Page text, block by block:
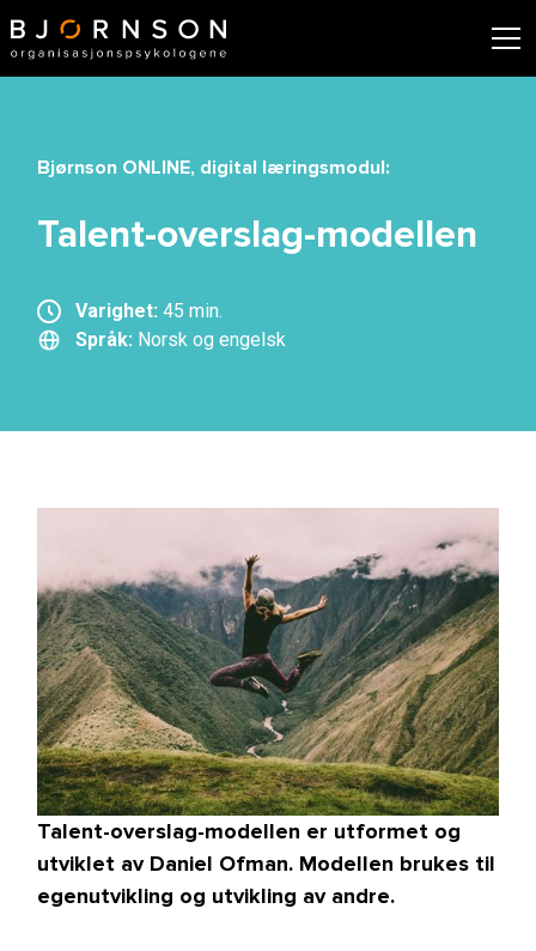
Bjørnson ONLINE, digital læringsmodul:
Talent-overslag-modellen
Varighet: 45 min.
Språk: Norsk og engelsk
Talent-overslag-modellen er utformet og
utviklet av Daniel Ofman. Modellen brukes til
egenutvikling og utvikling av andre.